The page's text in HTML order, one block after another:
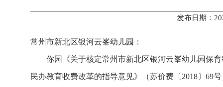
发布日期：
常州市新北区银河云峯幼儿园：
你园《关于核定常州市新北区银河云峯幼儿园保
民办教育收费改革的指导意见》（苏价费〔2018〕69